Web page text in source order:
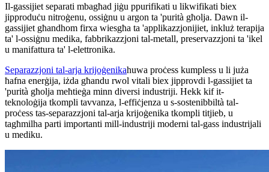
Il-gassijiet separati mbagħad jiġu ppurifikati u likwifikati biex
jipproduċu nitroġenu, ossiġnu u argon ta 'purità għolja. Dawn il-
gassijiet għandhom firxa wiesgħa ta 'applikazzjonijiet, inkluż terapija
ta' l-ossiġnu medika, fabbrikazzjoni tal-metall, preservazzjoni ta 'ikel
u manifattura ta' l-elettronika.
Separazzjoni tal-arja krijoġenikahuwa proċess kumpless u li juża
ħafna enerġija, iżda għandu rwol vitali biex jipprovdi l-gassijiet ta
'purità għolja meħtieġa minn diversi industriji. Hekk kif it-
teknoloġija tkompli tavvanza, l-effiċjenza u s-sostenibbiltà tal-
proċess tas-separazzjoni tal-arja krijoġenika tkompli titjieb, u
tagħmilha parti importanti mill-industriji moderni tal-gass industrijali
u mediku.